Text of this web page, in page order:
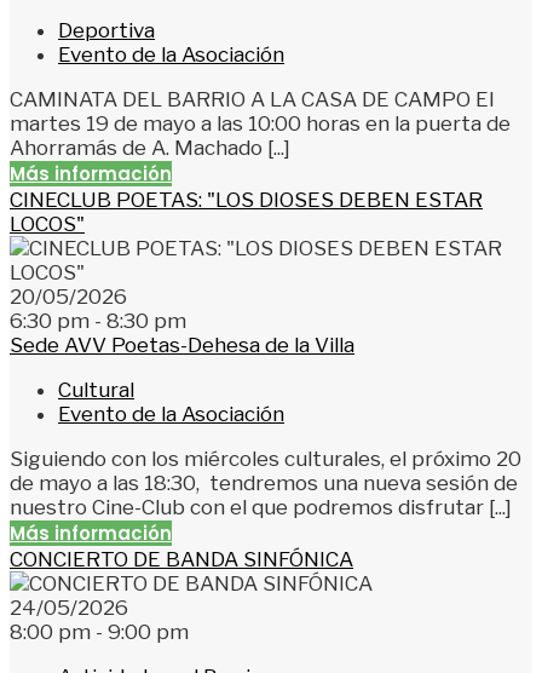
Deportiva
Evento de la Asociación
CAMINATA DEL BARRIO A LA CASA DE CAMPO El
martes 19 de mayo a las 10:00 horas en la puerta de
Ahorramás de A. Machado [...]
Más información
CINECLUB POETAS: "LOS DIOSES DEBEN ESTAR
LOCOS"
20/05/2026
6:30 pm - 8:30 pm
Sede AVV Poetas-Dehesa de la Villa
Cultural
Evento de la Asociación
Siguiendo con los miércoles culturales, el próximo 20
de mayo a las 18:30, tendremos una nueva sesión de
nuestro Cine-Club con el que podremos disfrutar [...]
Más información
CONCIERTO DE BANDA SINFÓNICA
24/05/2026
8:00 pm - 9:00 pm